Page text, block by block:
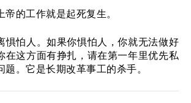
帝的工作就是起死复生。
惧怕人。如果你惧怕人，你就无法做好
在这方面有挣扎，请在第一年里优先私
题。它是长期改革事工的杀手。